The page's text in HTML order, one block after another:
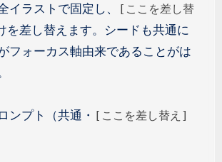
イラストで固定し、
[ここを差し替
を差し替えます。シードも共通に
フォーカス軸由来であることがは
ンプト（共通・ [ここを差し替え]